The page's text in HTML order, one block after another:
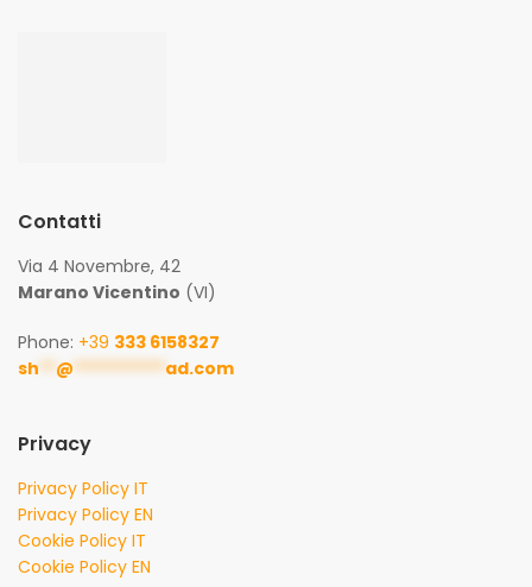
Contatti
Via 4 Novembre, 42
Marano Vicentino (VI)
Phone: +39 333 6158327
sh ** @ *********** ad.com
Privacy
Privacy Policy IT
Privacy Policy EN
Cookie Policy IT
Cookie Policy EN